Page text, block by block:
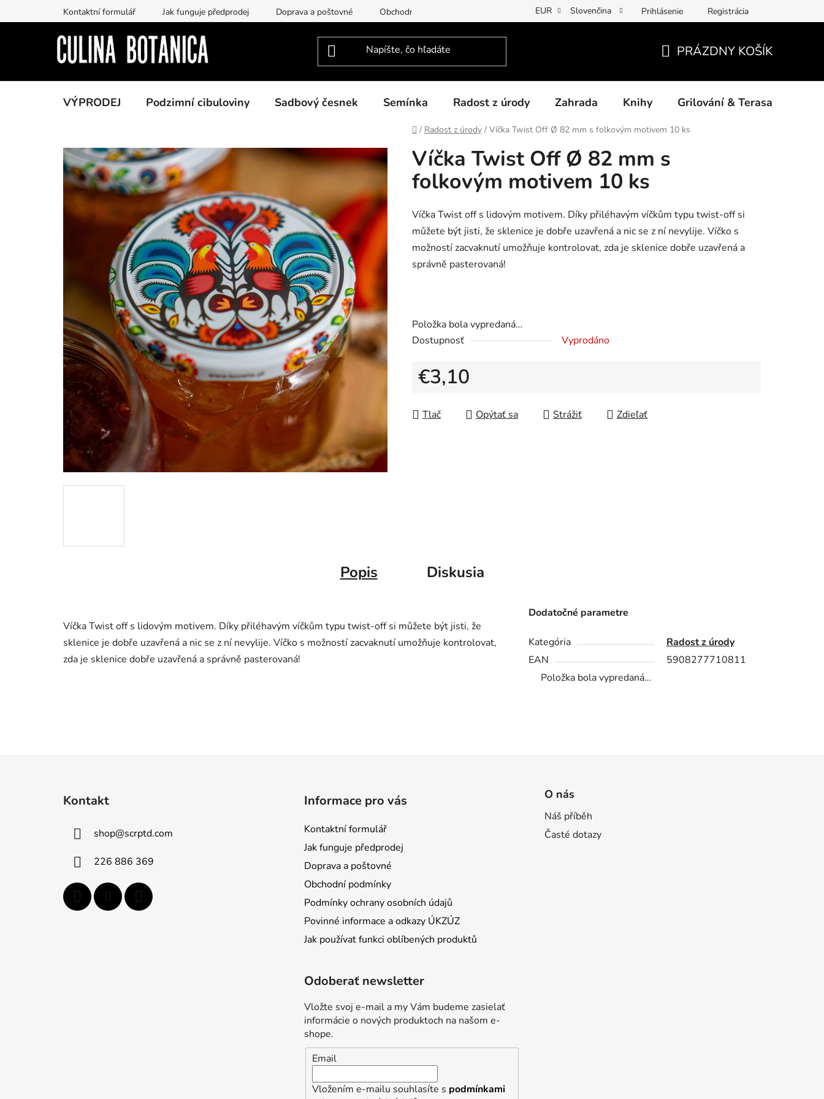
na
Kontaktní formulář Jak funguje předprodej Doprava a poštovné Obchodní podmínky Podmínky ochrany osobních údajů Povinné informace a odkazy ÚKZÚZ
EUR Slovenčina Prihlásenie Registrácia
KOŠÍK
PRÁZDNY KOŠÍK
VÝPRODEJ Podzimní cibuloviny Sadbový česnek Semínka Radost z úrody Zahrada Knihy Grilování & Terasa
Domov
/ Radost z úrody / Víčka Twist Off Ø 82 mm s folkovým motivem 10 ks
Víčka Twist Off Ø 82 mm s
folkovým motivem 10 ks
Víčka Twist off s lidovým motivem. Díky přiléhavým víčkům typu twist-off si
můžete být jisti, že sklenice je dobře uzavřená a nic se z ní nevylije. Víčko s
možností zacvaknutí umožňuje kontrolovat, zda je sklenice dobře uzavřená a
správně pasterovaná!
Položka bola vypredaná…
Dostupnosť
Vyprodáno
€3,10
Tlač
Opýtať sa Strážiť Zdieľať
Popis Diskusia
Víčka Twist off s lidovým motivem. Díky přiléhavým víčkům typu twist-off si můžete být jisti, že
sklenice je dobře uzavřená a nic se z ní nevylije. Víčko s možností zacvaknutí umožňuje kontrolovat,
zda je sklenice dobře uzavřená a správně pasterovaná!
Dodatočné parametre
Kategória
Radost z úrody
EAN
5908277710811
Položka bola vypredaná…
Kontakt
shop@scrptd.com
226 886 369
Informace pro vás
Kontaktní formulář
Jak funguje předprodej
Doprava a poštovné
Obchodní podmínky
Podmínky ochrany osobních údajů
Povinné informace a odkazy ÚKZÚZ
Jak používat funkci oblíbených produktů
O nás
Náš příběh
Časté dotazy
Odoberať newsletter
Vložte svoj e-mail a my Vám budeme zasielať
informácie o nových produktoch na našom e-
shope.
Email
Vložením e-mailu souhlasíte s podmínkami